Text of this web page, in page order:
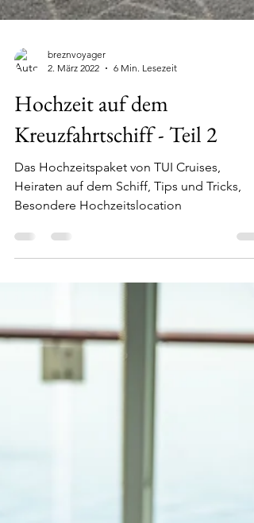
2. März 2022
6 Min. Lesezeit
Hochzeit auf dem
Kreuzfahrtschiff - Teil 2
Das Hochzeitspaket von TUI Cruises,
Besondere Hochzeitslocation